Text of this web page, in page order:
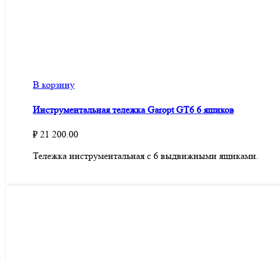
В корзину
Инструментальная тележка Garopt GT6 6 ящиков
₽ 21 200.00
Тележка инструментальная с 6 выдвижными ящиками.